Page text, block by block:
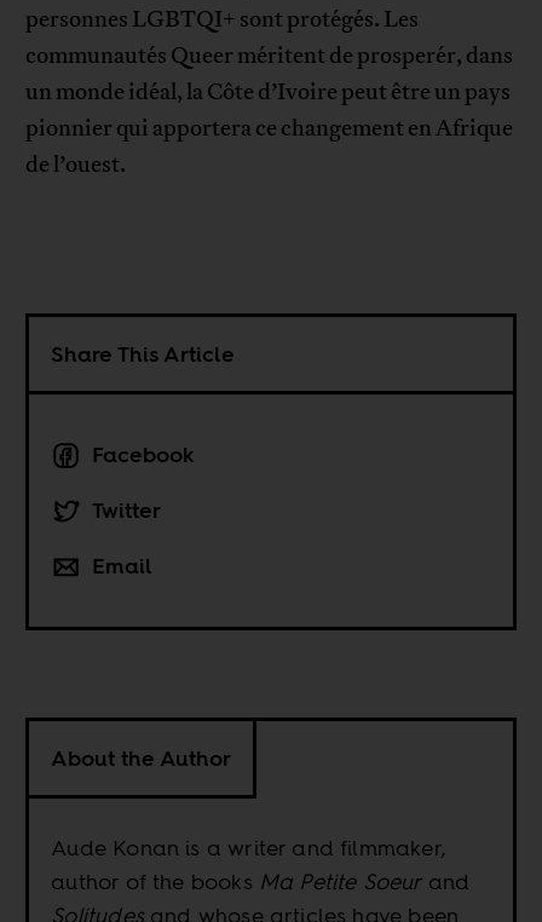
personnes LGBTQI+ sont protégés. Les
communautés Queer méritent de prosperér, dans
un monde idéal, la Côte d’Ivoire peut être un pays
pionnier qui apportera ce changement en Afrique
de l’ouest.
Share This Article
Facebook
Twitter
Email
About the Author
Aude Konan is a writer and filmmaker,
author of the books Ma Petite Soeurand
Solitudesand whose articles have been